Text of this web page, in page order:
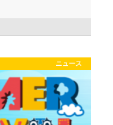
ニュース